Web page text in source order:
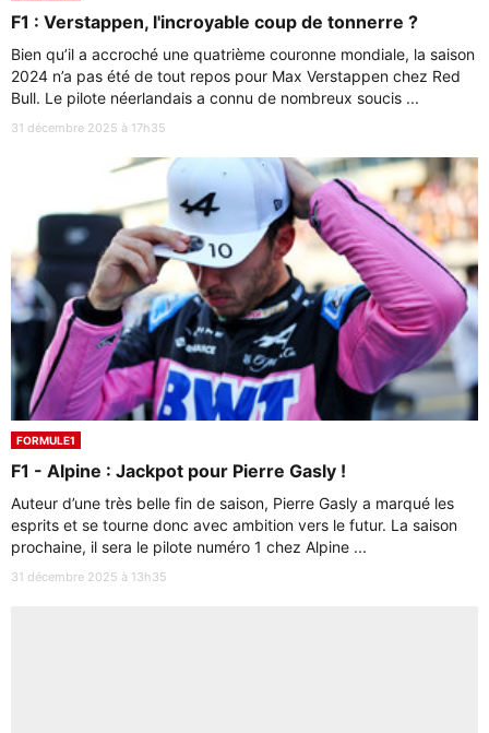
F1 : Verstappen, l'incroyable coup de tonnerre ?
Bien qu’il a accroché une quatrième couronne mondiale, la saison
2024 n’a pas été de tout repos pour Max Verstappen chez Red
Bull. Le pilote néerlandais a connu de nombreux soucis ...
31 décembre 2025 à 17h35
FORMULE1
F1 - Alpine : Jackpot pour Pierre Gasly !
Auteur d’une très belle fin de saison, Pierre Gasly a marqué les
esprits et se tourne donc avec ambition vers le futur. La saison
prochaine, il sera le pilote numéro 1 chez Alpine ...
31 décembre 2025 à 13h35